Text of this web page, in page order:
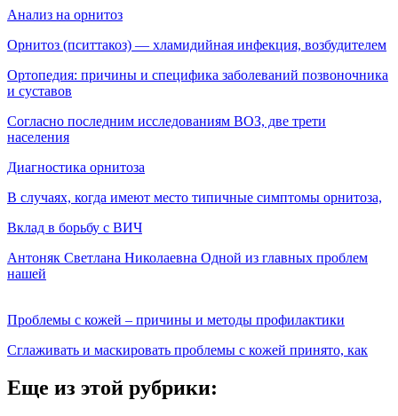
Анализ на орнитоз
Орнитоз (пситтакоз) — хламидийная инфекция, воз­будителем
Ортопедия: причины и специфика заболеваний позвоночника
и суставов
Согласно последним исследованиям ВОЗ, две трети
населения
Диагностика орнитоза
В случаях, когда имеют место типичные симптомы орнитоза,
Вклад в борьбу с ВИЧ
Антоняк Светлана Николаевна Одной из главных проблем
нашей
Проблемы с кожей – причины и методы профилактики
Сглаживать и маскировать проблемы с кожей принято, как
Еще из этой рубрики: